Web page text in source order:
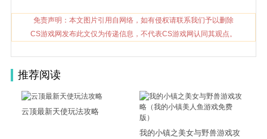
免责声明：本文图片引用自网络，如有侵权请联系我们予以删除
CS游戏网发布此文仅为传递信息，不代表CS游戏网认同其观点。
推荐阅读
云顶最新天使玩法攻略
我的小镇之美女与野兽游戏攻